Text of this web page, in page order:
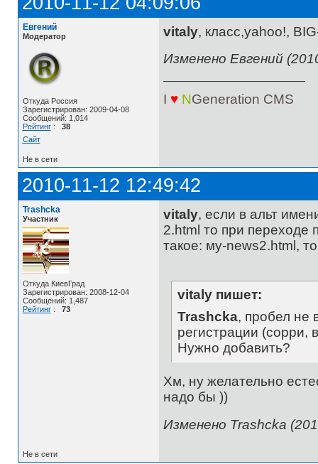
Евгений
Модератор
Откуда Россия
Зарегистрирован: 2009-04-08
Сообщений: 1,014
Рейтинг: 38
Сайт
vitaly, класс,yahoo!,
Изменено Евгений
I ♥ NGeneration CMS
Не в сети
2010-11-12 12:49:42
Trashcka
Участник
Откуда КиевГрад
Зарегистрирован: 2008-12-04
Сообщений: 1,487
Рейтинг: 73
vitaly, если в альт
2.html то при переходе
такое: мy-news2.html, то
vitaly пишет:
Trashcka, пробел не
регистрации (сорри,
Нужно добавить?
Хм, ну желательно
надо бы ))
Изменено Trashcka
Не в сети